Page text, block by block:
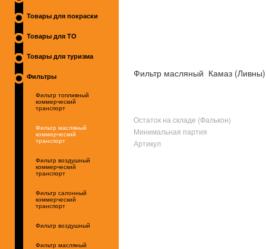
Товары для покраски
Товары для ТО
Товары для туризма
Фильтры
Фильтр топливный
коммерческий
транспорт
Фильтр масляный
коммерческий
транспорт
Фильтр воздушный
коммерческий
транспорт
Фильтр салонный
коммерческий
транспорт
Фильтр воздушный
Фильтр масляный
Фильтр масляный Камаз
Остаток на складе (Фалькон)
Минимальная партия
Артикул